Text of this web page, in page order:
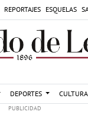
REPORTAJES ESQUELAS
DEPORTES CULTURA